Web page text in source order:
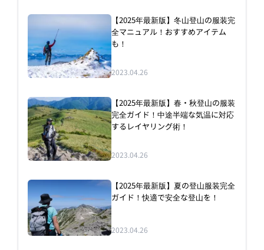
【2025年最新版】冬山登山の服装完
全マニュアル！おすすめアイテム
も！
2023.04.26
【2025年最新版】春・秋登山の服装
完全ガイド！中途半端な気温に対応
するレイヤリング術！
2023.04.26
【2025年最新版】夏の登山服装完全
ガイド！快適で安全な登山を！
2023.04.26